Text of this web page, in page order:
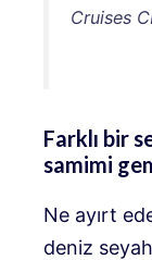
Cruises
Farklı bir
samimi
Ne ayırt
deniz